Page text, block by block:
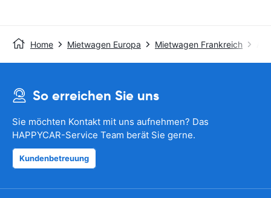
Home Mietwagen Europa Mietwagen Frankreich
So erreichen Sie uns
Sie möchten Kontakt mit uns aufnehmen? Das
HAPPYCAR-Service Team berät Sie gerne.
Kundenbetreuung